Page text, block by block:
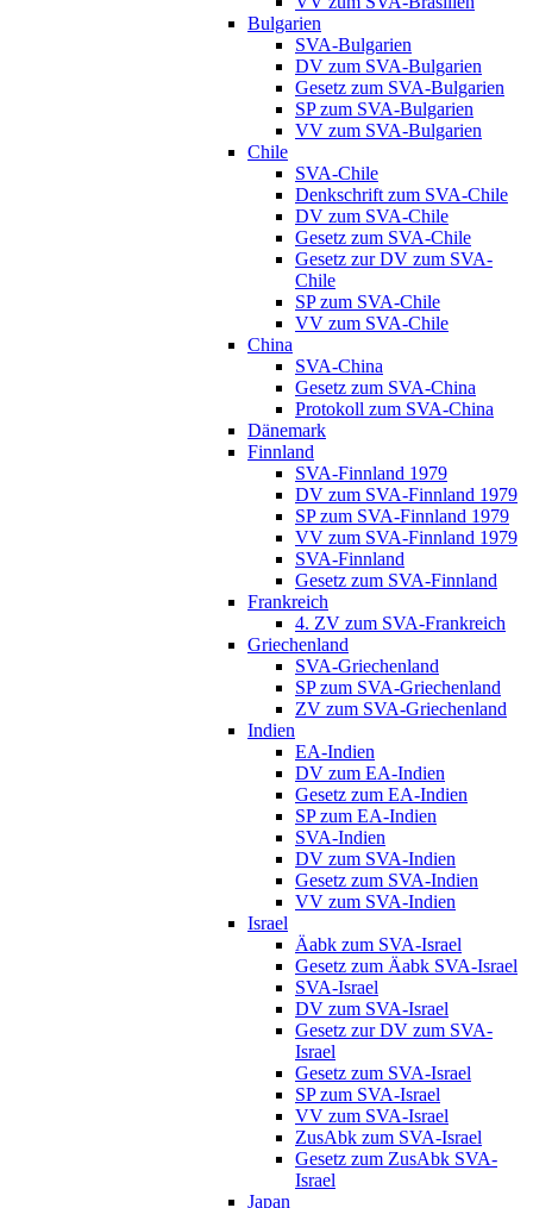
Bulgarien
SVA-Bulgarien
DV zum SVA-Bulgarien
Gesetz zum SVA-Bulgarien
SP zum SVA-Bulgarien
VV zum SVA-Bulgarien
Chile
SVA-Chile
Denkschrift zum SVA-Chile
DV zum SVA-Chile
Gesetz zum SVA-Chile
Gesetz zur DV zum SVA-
Chile
SP zum SVA-Chile
VV zum SVA-Chile
China
SVA-China
Gesetz zum SVA-China
Protokoll zum SVA-China
Dänemark
Finnland
SVA-Finnland 1979
DV zum SVA-Finnland 1979
SP zum SVA-Finnland 1979
VV zum SVA-Finnland 1979
SVA-Finnland
Gesetz zum SVA-Finnland
Frankreich
4. ZV zum SVA-Frankreich
Griechenland
SVA-Griechenland
SP zum SVA-Griechenland
ZV zum SVA-Griechenland
Indien
EA-Indien
DV zum EA-Indien
Gesetz zum EA-Indien
SP zum EA-Indien
SVA-Indien
DV zum SVA-Indien
Gesetz zum SVA-Indien
VV zum SVA-Indien
Israel
Äabk zum SVA-Israel
Gesetz zum Äabk SVA-Israel
SVA-Israel
DV zum SVA-Israel
Gesetz zur DV zum SVA-
Israel
Gesetz zum SVA-Israel
SP zum SVA-Israel
VV zum SVA-Israel
ZusAbk zum SVA-Israel
Gesetz zum ZusAbk SVA-
Israel
Japan